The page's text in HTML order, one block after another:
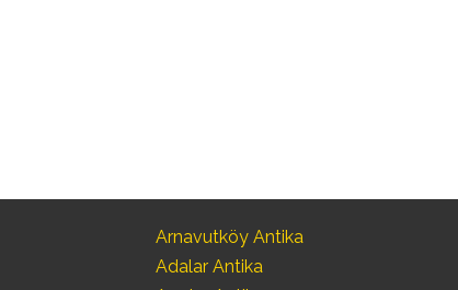
Arnavutköy Antika
Adalar Antika